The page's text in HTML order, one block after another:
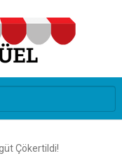
Çökertildi!